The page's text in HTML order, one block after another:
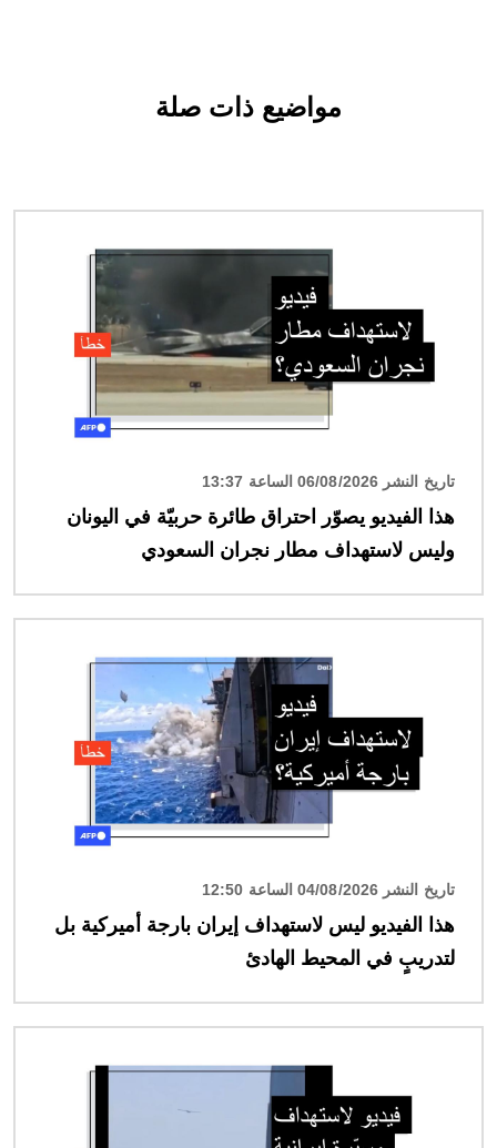
مواضيع ذات صلة
تاريخ النشر 06/08/2026 الساعة 13:37
هذا الفيديو يصوّر احتراق طائرة حربيّة في اليونان
وليس لاستهداف مطار نجران السعودي
تاريخ النشر 04/08/2026 الساعة 12:50
هذا الفيديو ليس لاستهداف إيران بارجة أميركية بل
لتدريبٍ في المحيط الهادئ